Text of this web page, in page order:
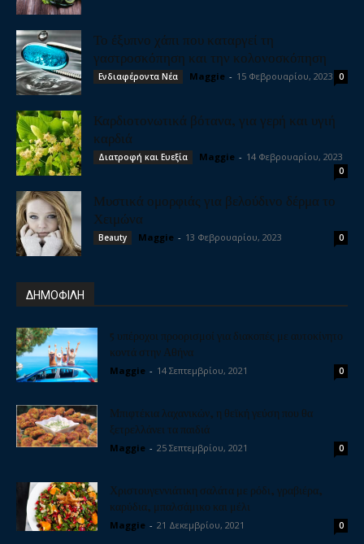
Το έξυπνο χάπι που καταργεί τη
γαστροσκόπηση και την κολονοσκόπηση
Ενδιαφέροντα Νέα Maggie - 15 Φεβρουαρίου, 2023 0
Καρδιοτονωτικά βότανα, για γερή και υγιή
καρδιά
Διατροφή και Ευεξία Maggie - 14 Φεβρουαρίου, 2023
0
Μυστικά ομορφιάς για βελούδινο δέρμα το
Χειμώνα
Beauty Maggie - 13 Φεβρουαρίου, 2023 0
ΔΗΜΟΦΙΛΗ
5 υπέροχοι προορισμοί για διακοπές με αυτοκίνητο
κοντά στην Αθήνα
Maggie - 14 Σεπτεμβρίου, 2021 0
Μπιφτέκια λαχανικών, η θεϊκή γεύση που θα
ξετρελλάνει τα παιδιά
Maggie - 25 Σεπτεμβρίου, 2021 0
Χριστουγεννιάτικη σαλάτα με ρόδι, γραβιέρα,
καρύδια, μπαλσάμικο και μέλι
Maggie - 21 Δεκεμβρίου, 2021 0